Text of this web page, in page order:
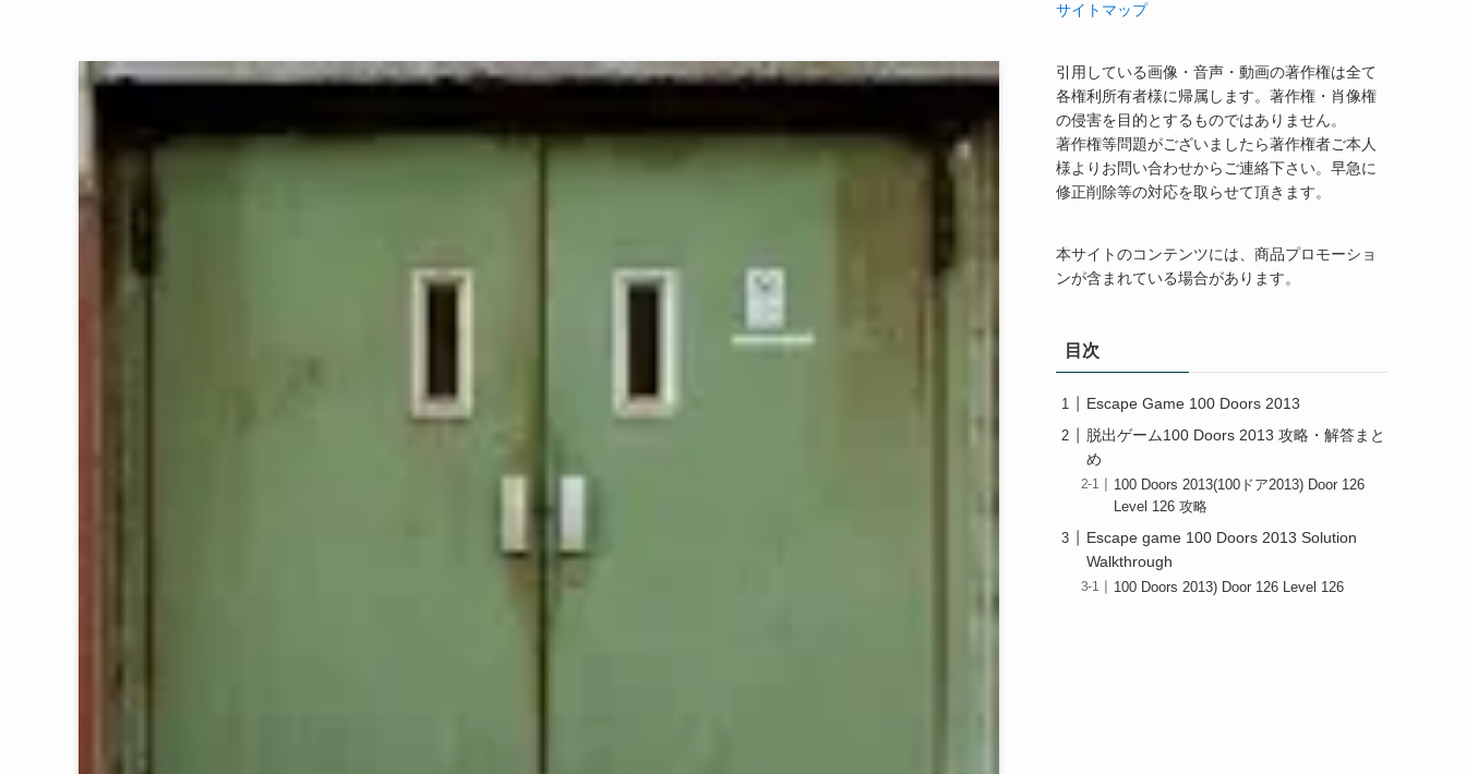
サイトマップ
引用している画像・音声・動画の著作権は全て
各権利所有者様に帰属します。著作権・肖像権
の侵害を目的とするものではありません。
著作権等問題がございましたら著作権者ご本人
様よりお問い合わせからご連絡下さい。早急に
修正削除等の対応を取らせて頂きます。
本サイトのコンテンツには、商品プロモーショ
ンが含まれている場合があります。
目次
Escape Game 100 Doors 2013
脱出ゲーム100 Doors 2013 攻略・解答まと
め
100 Doors 2013(100ドア2013) Door 126
Level 126 攻略
Escape game 100 Doors 2013 Solution
Walkthrough
100 Doors 2013) Door 126 Level 126